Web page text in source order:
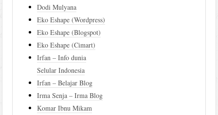
Dodi Mulyana
Eko Eshape (Wordpress)
Eko Eshape (Blogspot)
Eko Eshape (Cimart)
Irfan – Info dunia
Selular Indonesia
Irfan – Belajar Blog
Irma Senja – Irma Blog
Komar Ibnu Mikam